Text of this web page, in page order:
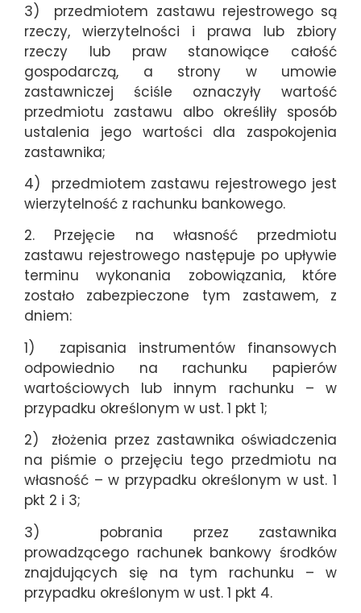
3) przedmiotem zastawu rejestrowego są
rzeczy, wierzytelności i prawa lub zbiory
rzeczy lub praw stanowiące całość
gospodarczą, a strony w umowie
zastawniczej ściśle oznaczyły wartość
przedmiotu zastawu albo określiły sposób
ustalenia jego wartości dla zaspokojenia
zastawnika;
4) przedmiotem zastawu rejestrowego jest
wierzytelność z rachunku bankowego.
2. Przejęcie na własność przedmiotu
zastawu rejestrowego następuje po upływie
terminu wykonania zobowiązania, które
zostało zabezpieczone tym zastawem, z
dniem:
1) zapisania instrumentów finansowych
odpowiednio na rachunku papierów
wartościowych lub innym rachunku – w
przypadku określonym w ust. 1 pkt 1;
2) złożenia przez zastawnika oświadczenia
na piśmie o przejęciu tego przedmiotu na
własność – w przypadku określonym w ust. 1
pkt 2 i 3;
3) pobrania przez zastawnika
prowadzącego rachunek bankowy środków
znajdujących się na tym rachunku – w
przypadku określonym w ust. 1 pkt 4.